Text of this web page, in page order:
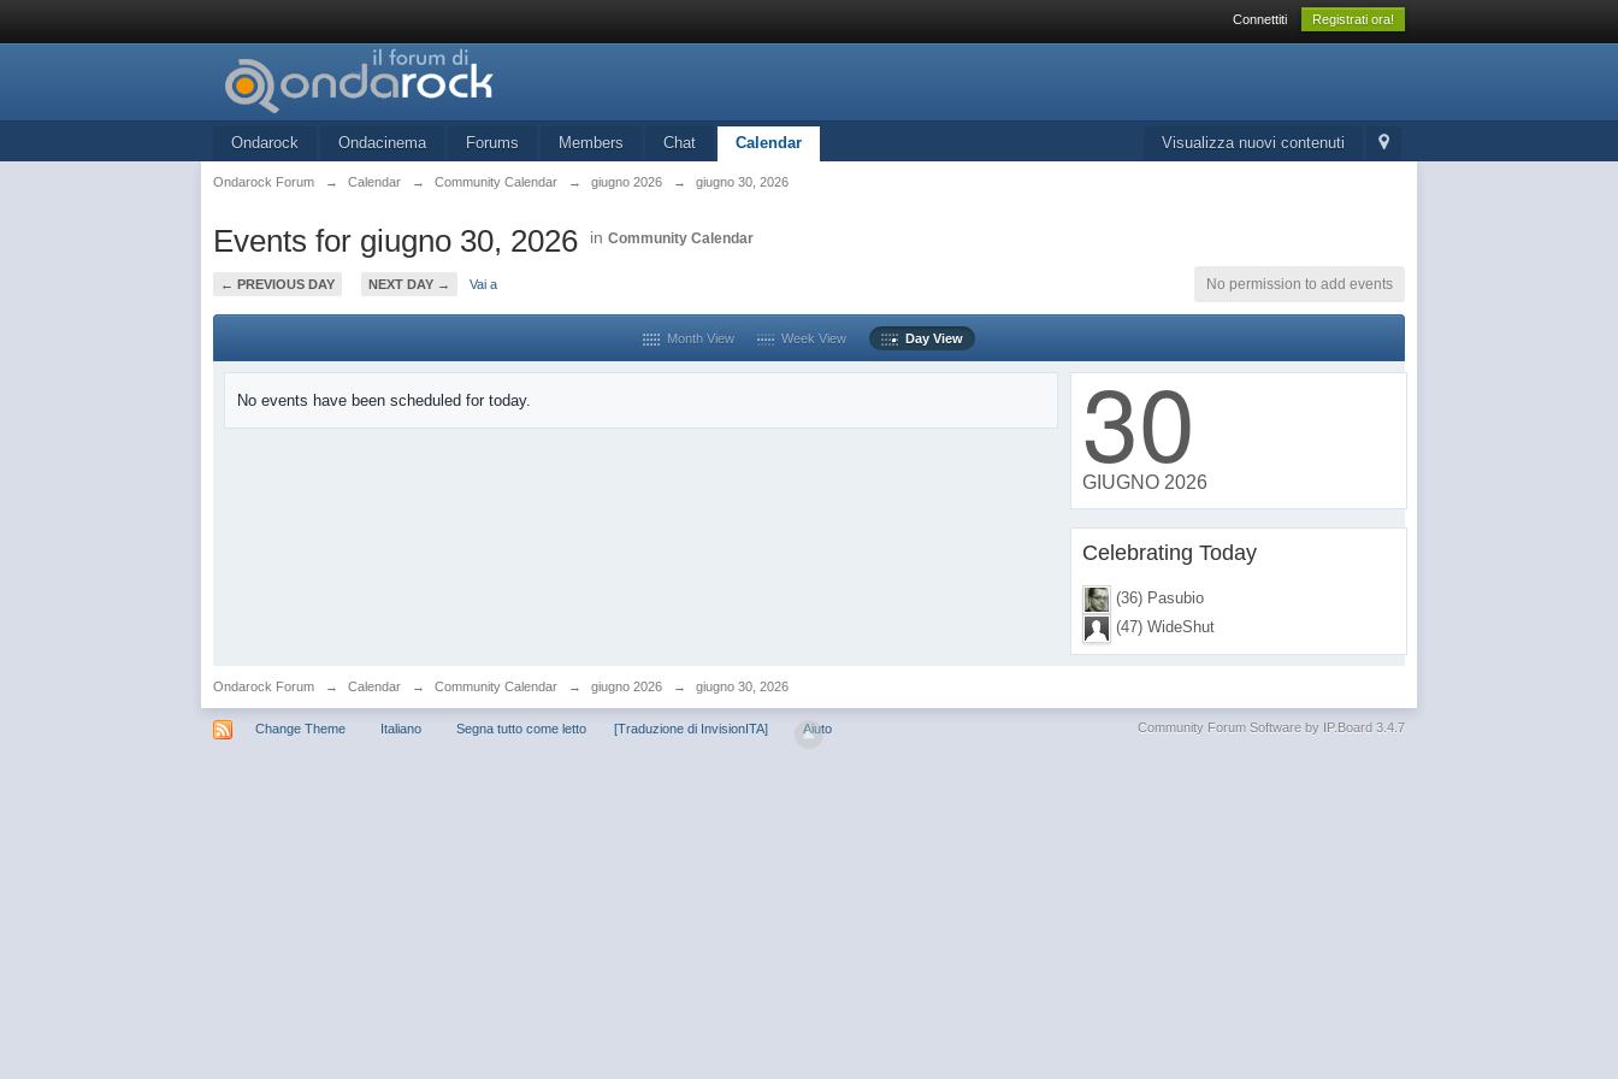
Connettiti Registrati ora!
Visualizza nuovi contenuti
Ondarock Ondacinema Forums Members Chat Calendar
Ondarock Forum → Calendar → Community Calendar → giugno 2026 → giugno 30, 2026
Events for giugno 30, 2026 in Community Calendar
← PREVIOUS DAY NEXT DAY → Vai a No permission to add events
Month View Week View Day View
No events have been scheduled for today. 30
GIUGNO 2026
Celebrating Today
(36) Pasubio
(47) WideShut
Ondarock Forum → Calendar → Community Calendar → giugno 2026 → giugno 30, 2026
Change Theme Italiano Segna tutto come letto [Traduzione di InvisionITA] Aiuto Community Forum Software by IP.Board 3.4.7